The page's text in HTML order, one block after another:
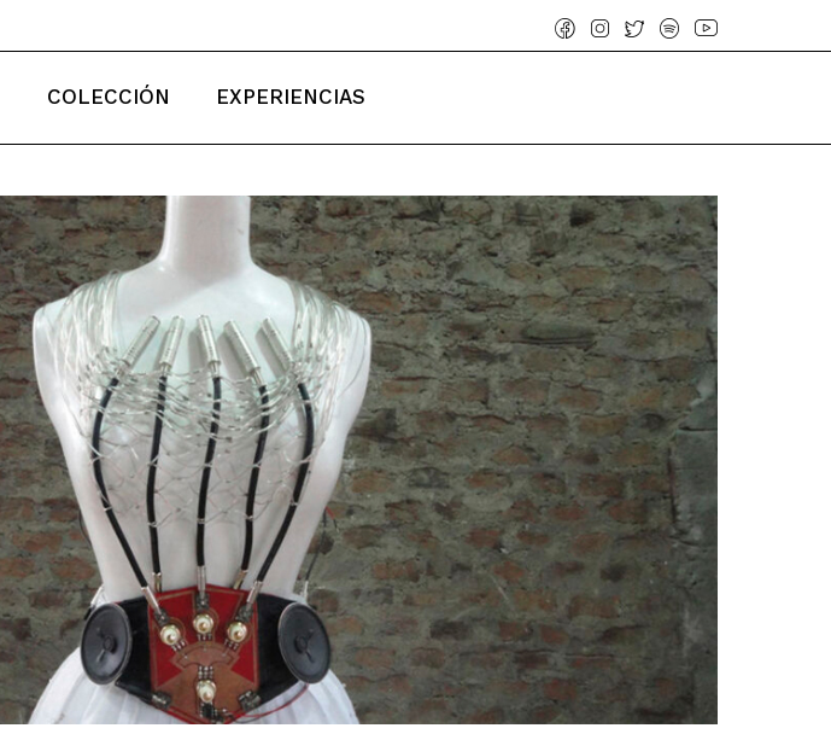
COLECCIÓN EXPERIENCIAS